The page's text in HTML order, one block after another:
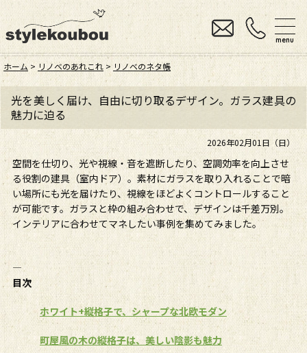
menu
ホーム > リノベのあれこれ > リノベのネタ帳
光を美しく届け、自由に切り取るデザイン。ガラス建具の
魅力に迫る
2026年02月01日（日）
空間を仕切り、光や視線・音を遮断したり、空調効率を向上させ
る役割の建具（室内ドア）。素材にガラスを取り入れることで暗
い場所にも光を届けたり、視線をほどよくコントロールすること
が可能です。ガラスと枠の組み合わせで、デザインは千差万別。
インテリアに合わせてマネしたい事例を集めてみました。
――――――――――――――――
目次
ホワイト+縦格子で、シャープな北欧モダン
町屋風の木の縦格子は、美しい陰影も魅力